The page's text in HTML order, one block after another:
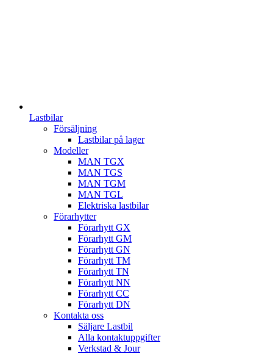
Lastbilar
Försäljning
Lastbilar på lager
Modeller
MAN TGX
MAN TGS
MAN TGM
MAN TGL
Elektriska lastbilar
Förarhytter
Förarhytt GX
Förarhytt GM
Förarhytt GN
Förarhytt TM
Förarhytt TN
Förarhytt NN
Förarhytt CC
Förarhytt DN
Kontakta oss
Säljare Lastbil
Alla kontaktuppgifter
Verkstad & Jour